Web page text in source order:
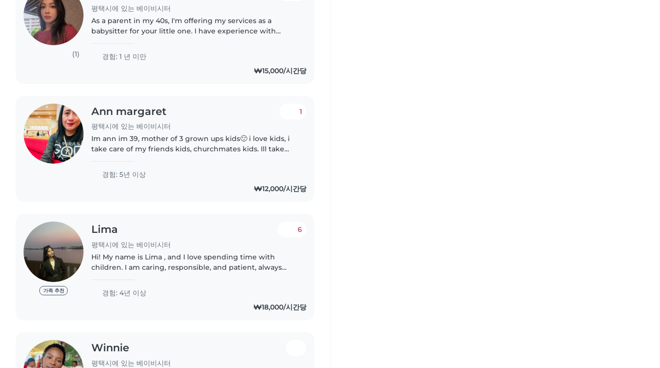
(1)
평택시에 있는 베이비시터
As a parent in my 40s, I'm offering my services as a
babysitter for your little one. I have experience with
경험: 1 년 미만
₩15,000/시간당
Ann margaret
평택시에 있는 베이비시터
1
Im ann im 39, mother of 3 grown ups kids🙂 i love kids, i
take care of my friends kids, churchmates kids. Ill take
the church..
경험: 5년 이상
₩12,000/시간당
가족 추천
Lima
평택시에 있는 베이비시터
6
Hi! My name is Lima , and I love spending time with
children. I am caring, responsible, and patient, always
games, reading stories,..
경험: 4년 이상
₩18,000/시간당
Winnie
평택시에 있는 베이비시터